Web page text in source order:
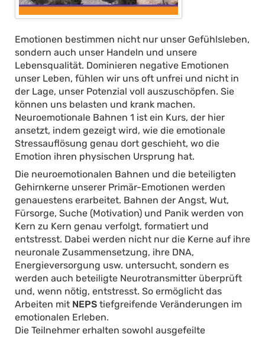
Emotionen bestimmen nicht nur unser Gefühlsleben,
sondern auch unser Handeln und unsere
Lebensqualität. Dominieren negative Emotionen
unser Leben, fühlen wir uns oft unfrei und nicht in
der Lage, unser Potenzial voll auszuschöpfen. Sie
können uns belasten und krank machen.
Neuroemotionale Bahnen 1 ist ein Kurs, der hier
ansetzt, indem gezeigt wird, wie die emotionale
Stressauflösung genau dort geschieht, wo die
Emotion ihren physischen Ursprung hat.
Die neuroemotionalen Bahnen und die beteiligten
Gehirnkerne unserer Primär-Emotionen werden
genauestens erarbeitet. Bahnen der Angst, Wut,
Fürsorge, Suche (Motivation) und Panik werden von
Kern zu Kern genau verfolgt, formatiert und
entstresst. Dabei werden nicht nur die Kerne auf ihre
neuronale Zusammensetzung, ihre DNA,
Energieversorgung usw. untersucht, sondern es
werden auch beteiligte Neurotransmitter überprüft
und, wenn nötig, entstresst. So ermöglicht das
Arbeiten mit NEPStiefgreifende Veränderungen im
emotionalen Erleben.
Die Teilnehmer erhalten sowohl ausgefeilte